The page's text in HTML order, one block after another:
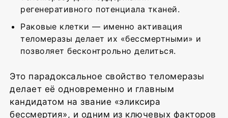
регенеративного потенциала тканей.
Раковые клетки — именно активация
теломеразы делает их «бессмертными» и
позволяет бесконтрольно делиться.
Это парадоксальное свойство теломеразы
делает её одновременно и главным
кандидатом на звание «эликсира
бессмертия», и одним из ключевых факторов